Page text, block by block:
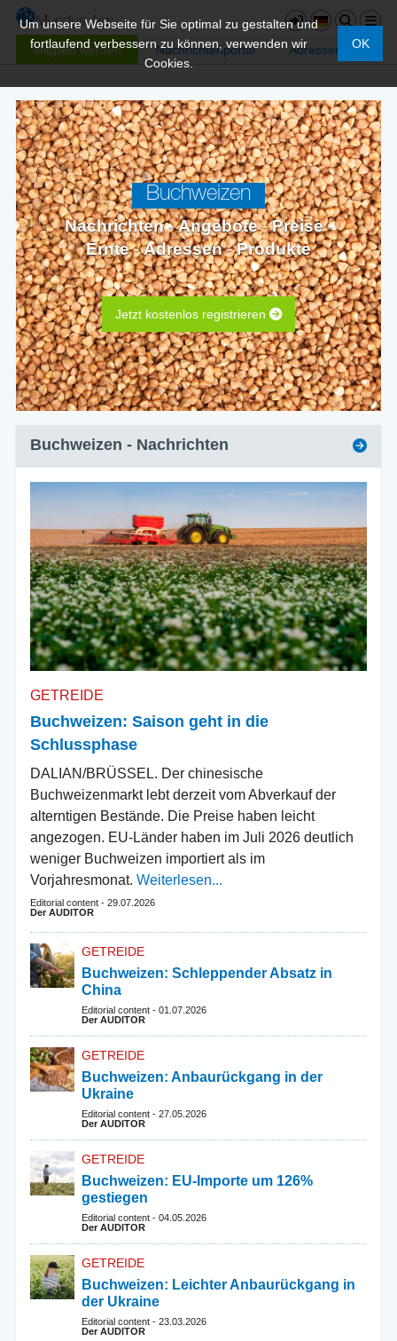
Mitglied werden Nachrichtenportal Adressen
Um unsere Webseite für Sie optimal zu gestalten und
fortlaufend verbessern zu können, verwenden wir
Cookies.
OK
Buchweizen
Nachrichten-Angebote-Preise-
Ernte-Adressen-Produkte
Jetzt kostenlos registrieren
Buchweizen - Nachrichten
GETREIDE
Buchweizen: Saison geht in die
Schlussphase
DALIAN/BRÜSSEL. Der chinesische
Buchweizenmarkt lebt derzeit vom Abverkauf der
alterntigen Bestände. Die Preise haben leicht
angezogen. EU-Länder haben im Juli 2026 deutlich
weniger Buchweizen importiert als im
Vorjahresmonat. Weiterlesen...
Editorial content - 29.07.2026
Der AUDITOR
GETREIDE
Buchweizen: Schleppender Absatz in
China
Editorial content - 01.07.2026
Der AUDITOR
GETREIDE
Buchweizen: Anbaurückgang in der
Ukraine
Editorial content - 27.05.2026
Der AUDITOR
GETREIDE
Buchweizen: EU-Importe um 126%
gestiegen
Editorial content - 04.05.2026
Der AUDITOR
GETREIDE
Buchweizen: Leichter Anbaurückgang in
der Ukraine
Editorial content - 23.03.2026
Der AUDITOR